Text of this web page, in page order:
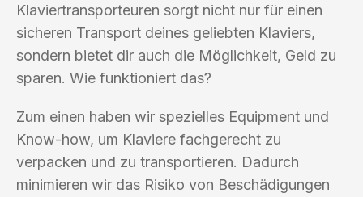
Klaviertransporteuren sorgt nicht nur für einen
sicheren Transport deines geliebten Klaviers,
sondern bietet dir auch die Möglichkeit, Geld zu
sparen. Wie funktioniert das?
Zum einen haben wir spezielles Equipment und
Know-how, um Klaviere fachgerecht zu
verpacken und zu transportieren. Dadurch
minimieren wir das Risiko von Beschädigungen